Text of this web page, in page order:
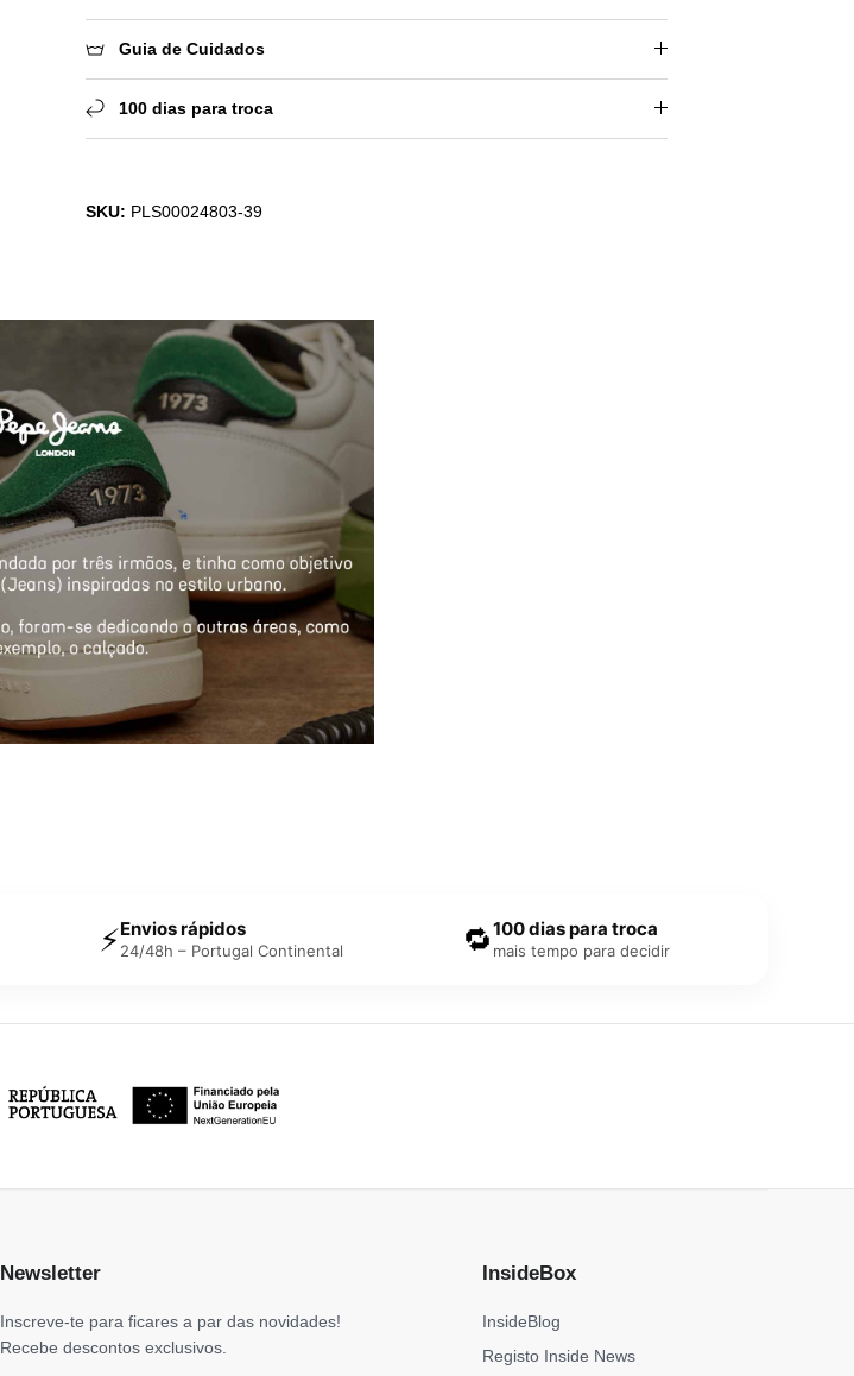
Guia de Cuidados
100 dias para troca
SKU: PLS00024803-39
⚡Envios rápidos
24/48h – Portugal Continental 🔁100 dias para troca
mais tempo para decidir
Newsletter
Inscreve-te para ficares a par das novidades!
Recebe descontos exclusivos.
InsideBox
InsideBlog
Registo Inside News